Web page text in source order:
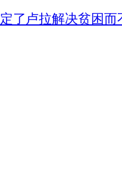
了卢拉解决贫困